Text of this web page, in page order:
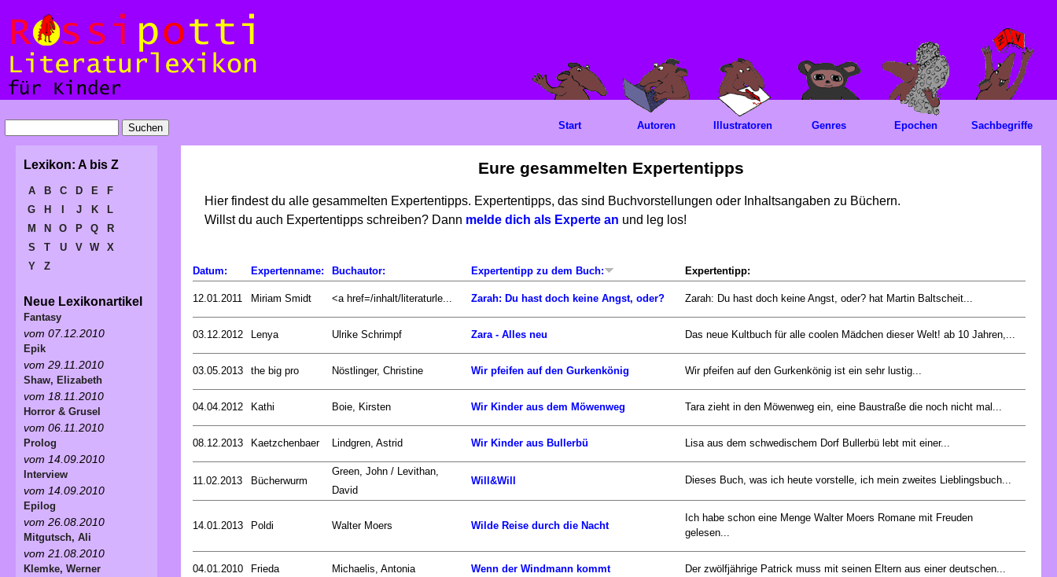
Eure gesammelten Expertentipps
Hier findest du alle gesammelten Expertentipps. Expertentipps, das sind Buchvorstellungen oder Inhaltsangaben zu Büchern.
Willst du auch Expertentipps schreiben? Dann melde dich als Experte an und leg los!
Datum: Expertenname: Buchautor: Expertentipp zu dem Buch: Expertentipp:
12.01.2011 Miriam Smidt <a href=/inhalt/literaturle... Zarah: Du hast doch keine Angst, oder? Zarah: Du hast doch keine Angst, oder? hat Martin Baltscheit...
03.12.2012 Lenya Ulrike Schrimpf Zara - Alles neu Das neue Kultbuch für alle coolen Mädchen dieser Welt! ab 10 Jahren,...
03.05.2013 the big pro Nöstlinger, Christine Wir pfeifen auf den Gurkenkönig Wir pfeifen auf den Gurkenkönig ist ein sehr lustig...
04.04.2012 Kathi Boie, Kirsten Wir Kinder aus dem Möwenweg Tara zieht in den Möwenweg ein, eine Baustraße die noch nicht mal...
08.12.2013 Kaetzchenbaer Lindgren, Astrid Wir Kinder aus Bullerbü Lisa aus dem schwedischem Dorf Bullerbü lebt mit einer...
11.02.2013 Bücherwurm
Green, John / Levithan,
David
Will&Will Dieses Buch, was ich heute vorstelle, ich mein zweites Lieblingsbuch...
14.01.2013 Poldi Walter Moers Wilde Reise durch die Nacht
Ich habe schon eine Menge Walter Moers Romane mit Freuden
gelesen...
04.01.2010 Frieda Michaelis, Antonia Wenn der Windmann kommt Der zwölfjährige Patrick muss mit seinen Eltern aus einer deutschen...
Start Autoren Illustratoren Genres Epochen Sachbegriffe
Lexikon: A bis Z
A B C D E
F
G
H J K
L
M
N O P Q
R
S
T U V W
X
Y
Z
Neue Lexikonartikel
Fantasy
vom 07.12.2010
Epik
vom 29.11.2010
Shaw, Elizabeth
vom 18.11.2010
Horror & Grusel
vom 06.11.2010
Prolog
vom 14.09.2010
Interview
vom 14.09.2010
Epilog
vom 26.08.2010
Mitgutsch, Ali
vom 21.08.2010
Klemke, Werner